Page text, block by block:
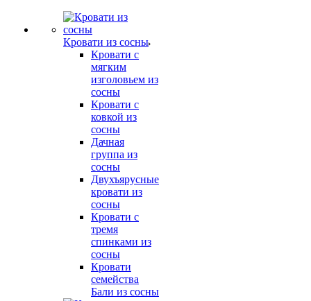
Кровати из сосны
Кровати с
мягким
изголовьем из
сосны
Кровати с
ковкой из
сосны
Дачная
группа из
сосны
Двухъярусные
кровати из
сосны
Кровати с
тремя
спинками из
сосны
Кровати
семейства
Бали из сосны